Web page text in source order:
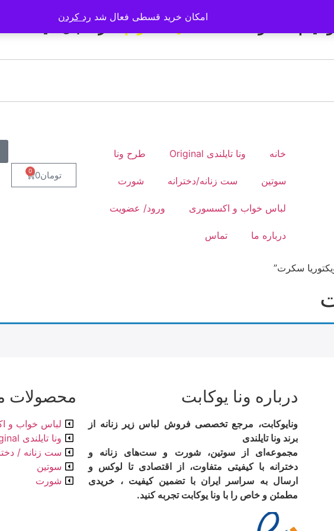
امکان خرید قسطی فعال شد رد کردن
و فیلم محصولات ، صفحه اینستاگرام ما را دنبال کنید
خانه ونا تایلندی Original طرح ونا
سوتین ست زنانه/دخترانه شورت
لباس خواب و اکسسوری ورود/ عضویت
درباره ما تماس
تومان0
0
سکرت”
درباره ونا یوکابت
ونایوکابت، مرجع تخصصی فروش لباس زیر زنانه از
برند ونا تایلندی
مجموعه‌ای از سوتین، شورت و ست‌های زنانه و
دخترانه با کیفیتی متفاوت، از اقتصادی تا لوکس و
ارسال به سراسر ایران با تضمین کیفیت ، خریدی
مطمئن و خاص را با ونا یوکابت تجربه کنید.
محصولات
لباس خواب و
ونا تایلندی Original
ست زنانه /
سوتین
شورت